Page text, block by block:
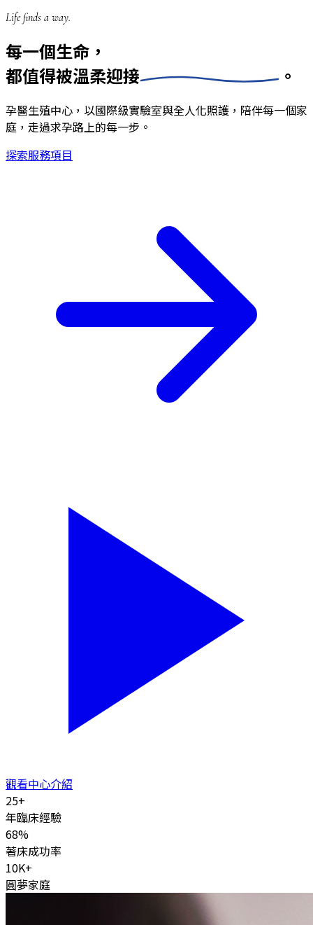
Life finds a way.
每一個生命，
都值得被溫柔迎接 。
孕醫生殖中心，以國際級實驗室與全人化照護，陪伴每一個家
庭，走過求孕路上的每一步。
探索服務項目
觀看中心介紹
25+
年臨床經驗
68%
著床成功率
10K+
圓夢家庭